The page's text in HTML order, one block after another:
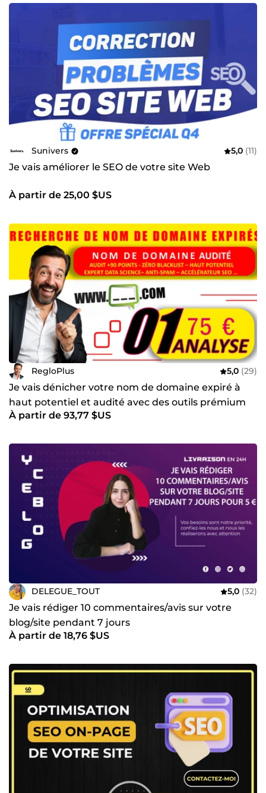
Sunivers 5,0 (11)
Je vais améliorer le SEO de votre site Web
À partir de 25,00 $US
RegloPlus 5,0 (29)
Je vais dénicher votre nom de domaine expiré à
haut potentiel et audité avec des outils prémium
À partir de 93,77 $US
DELEGUE_TOUT 5,0 (32)
Je vais rédiger 10 commentaires/avis sur votre
blog/site pendant 7 jours
À partir de 18,76 $US